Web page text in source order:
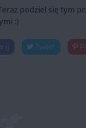
podziel się tym
:)
Tweet